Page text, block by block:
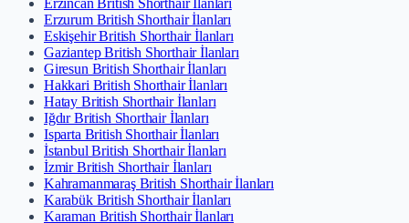
Erzincan British Shorthair İlanları
Erzurum British Shorthair İlanları
Eskişehir British Shorthair İlanları
Gaziantep British Shorthair İlanları
Giresun British Shorthair İlanları
Hakkari British Shorthair İlanları
Hatay British Shorthair İlanları
Iğdır British Shorthair İlanları
Isparta British Shorthair İlanları
İstanbul British Shorthair İlanları
İzmir British Shorthair İlanları
Kahramanmaraş British Shorthair İlanları
Karabük British Shorthair İlanları
Karaman British Shorthair İlanları